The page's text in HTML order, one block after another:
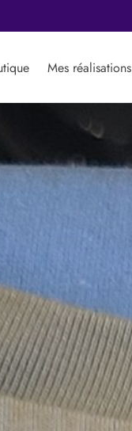
Mes réalisations